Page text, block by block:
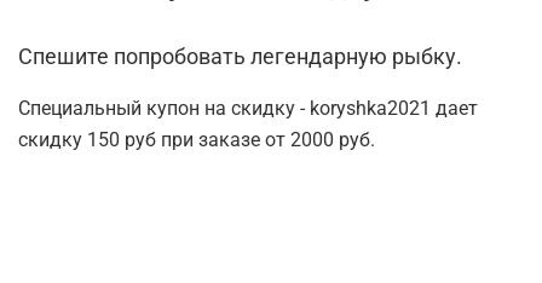
Спешите попробовать легендарную рыбку.
Специальный купон на скидку - koryshka2021 дает
скидку 150 руб при заказе от 2000 руб.